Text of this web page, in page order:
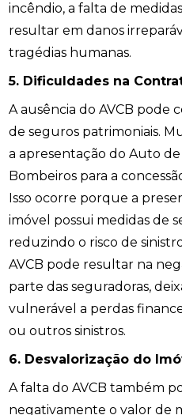
incêndio, a falta de
resultar em danos
tragédias humanas.
5. Dificuldades na
A ausência do AVCB pode
de seguros patrimoniais.
a apresentação do Auto
Bombeiros para a
Isso ocorre porque a
imóvel possui medidas de
reduzindo o risco de
AVCB pode resultar na
parte das seguradoras,
vulnerável a perdas
ou outros sinistros.
6. Desvalorização do
A falta do AVCB também
negativamente o valor de